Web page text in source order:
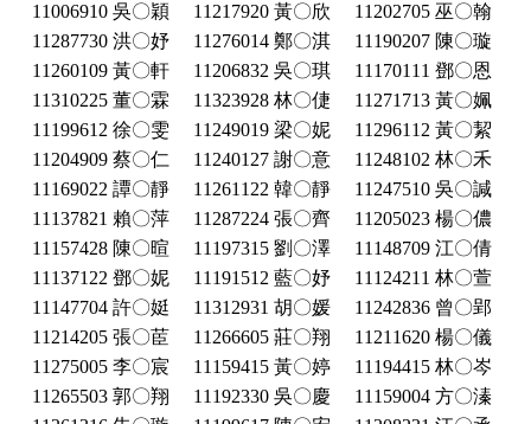
11006910 吳〇穎
11217920 黃〇欣
11202705 巫〇翰
11287730 洪〇妤
11276014 鄭〇淇
11190207 陳〇璇
11260109 黃〇軒
11206832 吳〇琪
11170111 鄧〇恩
11310225 董〇霖
11323928 林〇倢
11271713 黃〇姵
11199612 徐〇雯
11249019 梁〇妮
11296112 黃〇絜
11204909 蔡〇仁
11240127 謝〇意
11248102 林〇禾
11169022 譚〇靜
11261122 韓〇靜
11247510 吳〇諴
11137821 賴〇萍
11287224 張〇齊
11205023 楊〇儂
11157428 陳〇暄
11197315 劉〇澤
11148709 江〇倩
11137122 鄧〇妮
11191512 藍〇妤
11124211 林〇萱
11147704 許〇娗
11312931 胡〇媛
11242836 曾〇郢
11214205 張〇茞
11266605 莊〇翔
11211620 楊〇儀
11275005 李〇宸
11159415 黃〇婷
11194415 林〇岑
11265503 郭〇翔
11192330 吳〇慶
11159004 方〇溱